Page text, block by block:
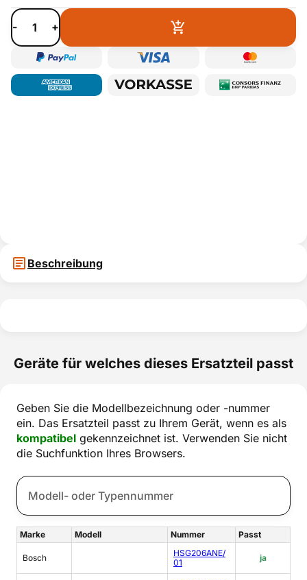
- +
Beschreibung
Geräte für welches dieses Ersatzteil passt
Geben Sie die Modellbezeichnung oder -nummer
ein. Das Ersatzteil passt zu Ihrem Gerät, wenn es als
kompatibel gekennzeichnet ist. Verwenden Sie nicht
die Suchfunktion Ihres Browsers.
Marke Modell Nummer Passt
Bosch
HSG206ANE/
01
ja